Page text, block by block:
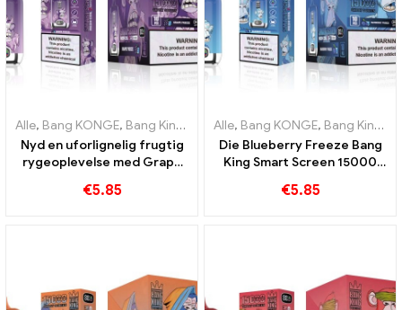
Alle, Bang KONGE, Bang King Smart skærm 15000 Puff ,Engangs
Nyd en uforlignelig frugtig
rygeoplevelse med Grape
Screen 15000 Puff
€5.85
Alle, Bang KONGE, Bang King Smart skærm 15000 Puff
Die Blueberry Freeze Bang
King Smart Screen 15000
€5.85